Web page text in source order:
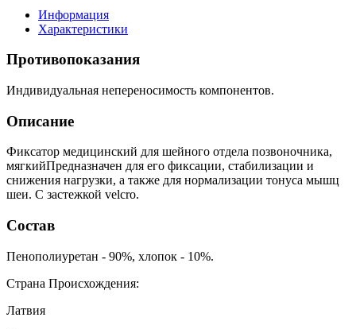
Информация
Характеристики
Противопоказания
Индивидуальная непереносимость компонентов.
Описание
Фиксатор медицинский для шейного отдела позвоночника,
мягкийПредназначен для его фиксации, стабилизации и
снижения нагрузки, а также для нормализации тонуса мышц
шеи. С застежкой velcro.
Состав
Пенополиуретан - 90%, хлопок - 10%.
Страна Происхождения:
Латвия